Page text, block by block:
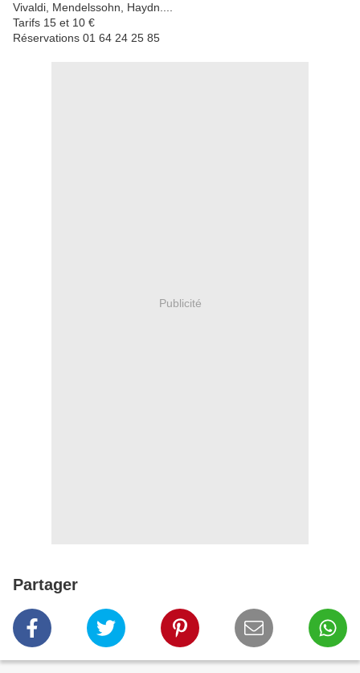
Vivaldi, Mendelssohn, Haydn....
Tarifs 15 et 10 €
Réservations 01 64 24 25 85
Publicité
Partager